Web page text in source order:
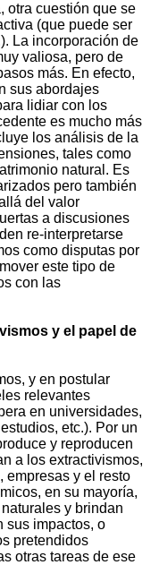
otra cuestión que se
(que puede ser
La incorporación de
valiosa, pero de
más. En efecto,
sus abordajes
lidiar con los
es mucho más
los análisis de la
tales como
natural. Es
pero también
del valor
a discusiones
re-interpretarse
como disputas por
este tipo de
con las
y el papel de
y en postular
relevantes
en universidades,
etc.). Por un
y reproducen
a los extractivismos,
empresas y el resto
en su mayoría,
y brindan
sus impactos, o
pretendidos
otras tareas de ese